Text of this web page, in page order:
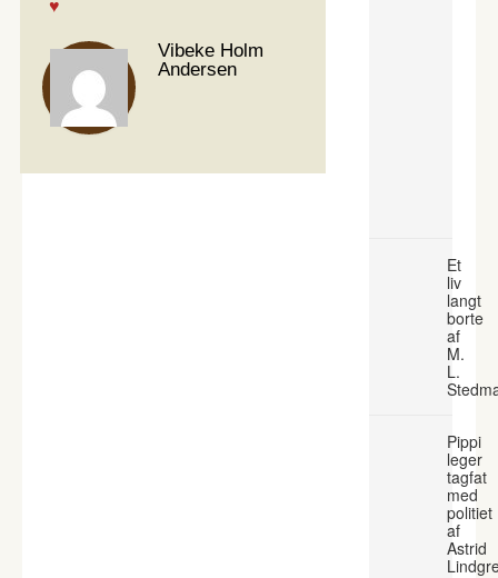
Vibeke Holm
Andersen
Et
liv
langt
borte
af
M.
L.
Pippi
leger
tagfat
med
politiet
af
Astrid